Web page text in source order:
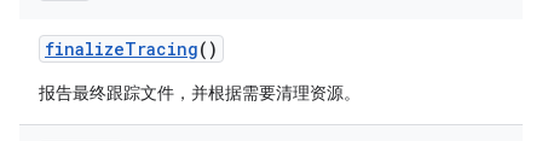
finalizeTracing()
报告最终跟踪文件，并根据需要清理资源。